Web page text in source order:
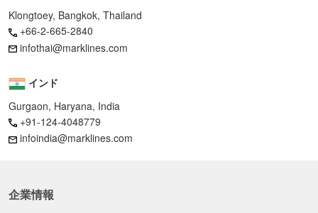
Klongtoey, Bangkok, Thailand
+66-2-665-2840
infothai@marklines.com
インド
Gurgaon, Haryana, India
+91-124-4048779
infoindia@marklines.com
企業情報